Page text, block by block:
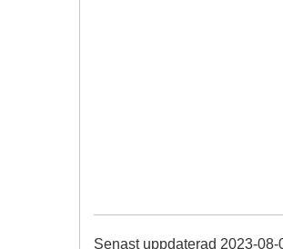
Senast uppdaterad 2023-08-